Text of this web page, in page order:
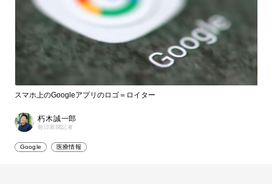
スマホ上のGoogleアプリのロゴ＝ロイター
朽木誠一郎
朝日新聞記者
Google 医療情報